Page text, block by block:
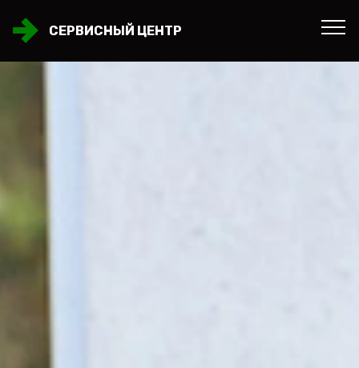
СЕРВИСНЫЙ ЦЕНТР